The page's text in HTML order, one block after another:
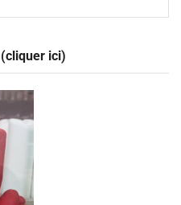
ici)